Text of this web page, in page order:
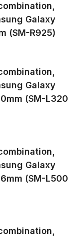
Galaxy
(SM-R925)
Galaxy
(SM-L320
Galaxy
(SM-L500